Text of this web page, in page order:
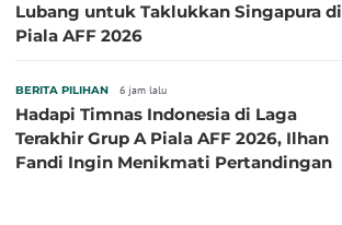
Lubang untuk Taklukkan Singapura di
Piala AFF 2026
BERITA PILIHAN 6 jam lalu
Hadapi Timnas Indonesia di Laga
Terakhir Grup A Piala AFF 2026, Ilhan
Fandi Ingin Menikmati Pertandingan